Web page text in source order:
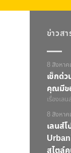
ข่าวส
8 สิงหา
เช็กด่
คุณมีข
เรื่องเล
8 สิงหา
เลนส์
สไตล์